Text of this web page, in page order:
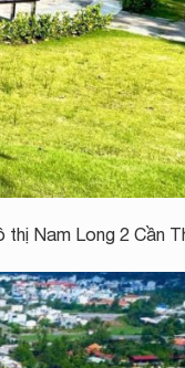
thị Nam Long 2 Cần